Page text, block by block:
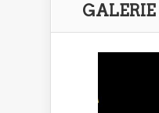
GALERIE